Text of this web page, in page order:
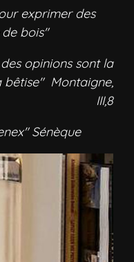
exprimer des
bois"
opinions sont la
bêtise" Montaigne,
III,8
Sénèque